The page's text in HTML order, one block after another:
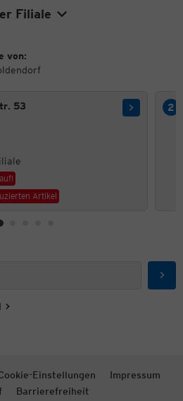
Filiale
von:
53
Artikel
Einstellungen
Impressum
Barrierefreiheit